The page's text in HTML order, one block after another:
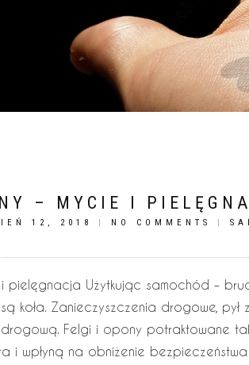
– MYCIE I
12, 2018 | NO COMMENTS |
pielęgnacja Użytkując samochód –
koła. Zanieczyszczenia drogowe,
Felgi i opony potraktowane
i wpłyną na obniżenie